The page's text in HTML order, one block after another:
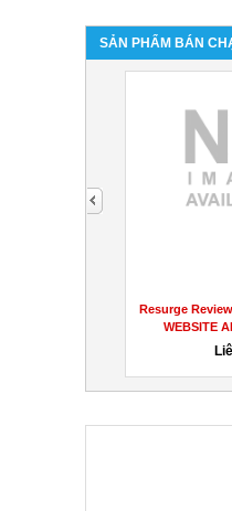
SẢN PHẨM BÁN
Tour Cát Bà 3 ngày 2 đêm